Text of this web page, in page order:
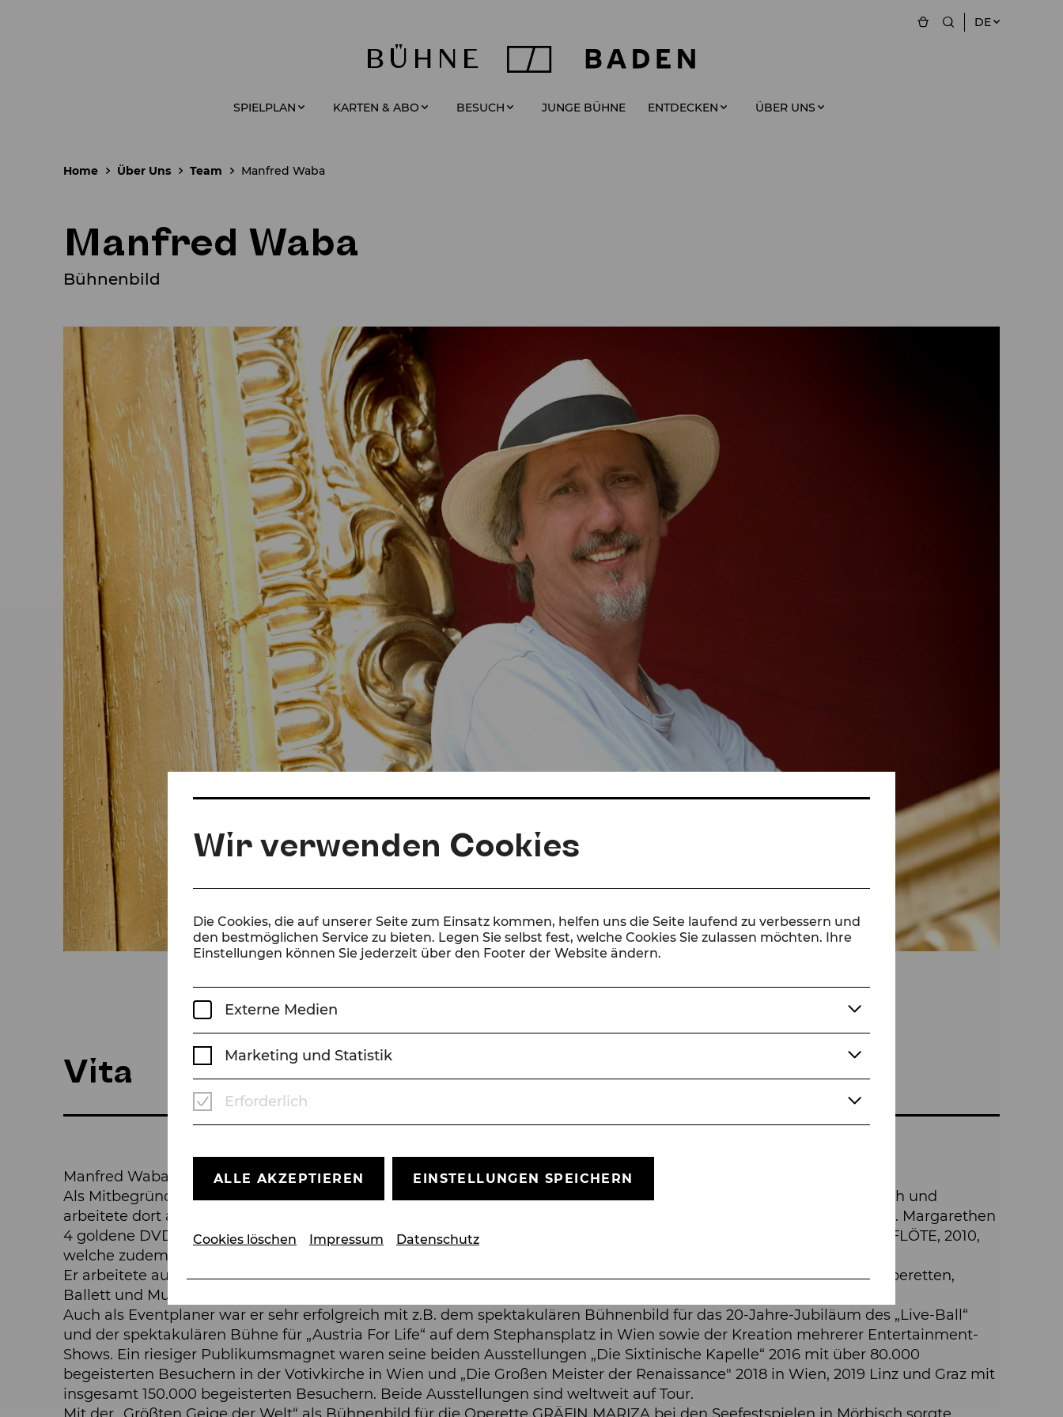
Wir verwenden Cookies
Die Cookies, die auf unserer Seite zum Einsatz kommen, helfen uns die Seite laufend zu verbessern und
den bestmöglichen Service zu bieten. Legen Sie selbst fest, welche Cookies Sie zulassen möchten. Ihre
Einstellungen können Sie jederzeit über den Footer der Website ändern.
Externe Medien
Marketing und Statistik
Erforderlich
ALLE AKZEPTIEREN EINSTELLUNGEN SPEICHERN
Cookies löschen Impressum Datenschutz
DE
SPIELPLAN KARTEN & ABO BESUCH JUNGE BÜHNE ENTDECKEN ÜBER UNS
Home Über Uns Team Manfred Waba
Manfred Waba
Bühnenbild
Vita
Manfred Waba ist einer der renommiertesten und erfahrensten Bühnenbildner für Musiktheater in Österreich.
Als Mitbegründer der Opernfestspiele St. Margarethen 1996, zeichnete er bis 2014 für alle Bühnenbilder verantwortlich und
arbeitete dort ausserdem als Produktionsleiter, Regisseur und künstlerischer Leiter. Er erhielt für seine Arbeiten in St. Margarethen
4 goldene DVDs für AIDA, 2004, CARMEN, 2005, Nabucco, 2007 sowie für seine Regie und Ausstattung der ZAUBERFLÖTE, 2010,
welche zudem mit Platin ausgezeichnet wurde.
Er arbeitete auch als Bühnen- und Kostümbildner, Regisseur, Light- u. Effekt-Designer für eine Vielzahl an Opern, Operetten,
Ballett und Musical im In- und Ausland.
Auch als Eventplaner war er sehr erfolgreich mit z.B. dem spektakulären Bühnenbild für das 20-Jahre-Jubiläum des „Live-Ball“
und der spektakulären Bühne für „Austria For Life“ auf dem Stephansplatz in Wien sowie der Kreation mehrerer Entertainment-
Shows. Ein riesiger Publikumsmagnet waren seine beiden Ausstellungen „Die Sixtinische Kapelle“ 2016 mit über 80.000
begeisterten Besuchern in der Votivkirche in Wien und „Die Großen Meister der Renaissance" 2018 in Wien, 2019 Linz und Graz mit
insgesamt 150.000 begeisterten Besuchern. Beide Ausstellungen sind weltweit auf Tour.